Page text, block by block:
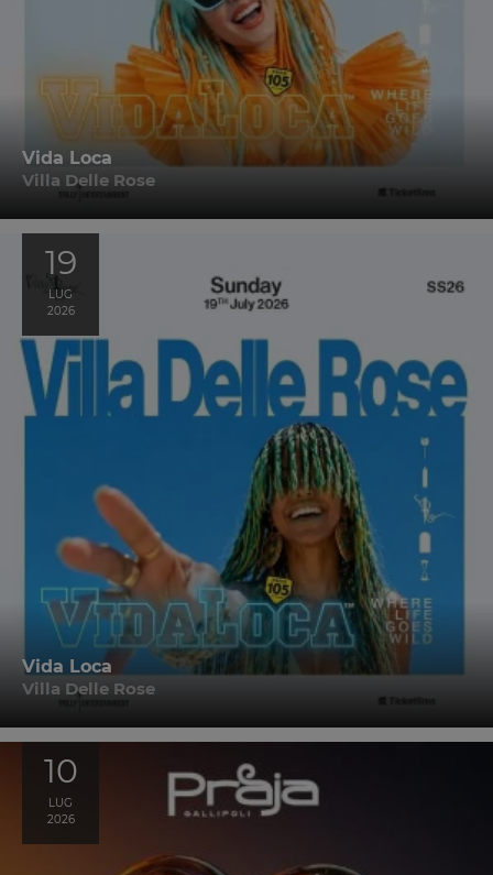
Vida Loca
Villa Delle Rose
19
LUG
2026
Vida Loca
Villa Delle Rose
10
LUG
2026